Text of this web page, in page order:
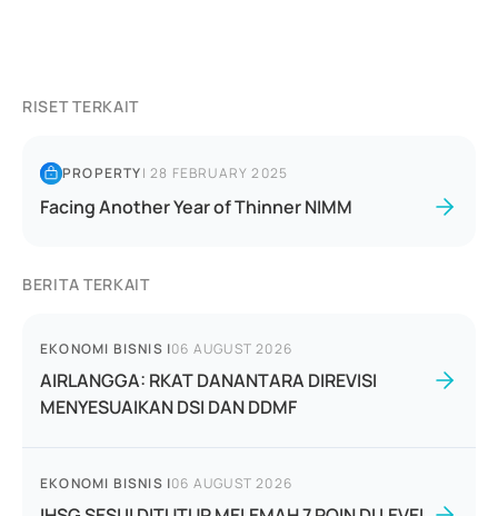
RISET TERKAIT
PROPERTY|28 FEBRUARY 2025
Facing Another Year of Thinner NIMM
BERITA TERKAIT
EKONOMI BISNIS |06 AUGUST 2026
AIRLANGGA: RKAT DANANTARA DIREVISI
MENYESUAIKAN DSI DAN DDMF
EKONOMI BISNIS |06 AUGUST 2026